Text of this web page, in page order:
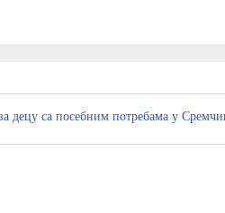
децу са посебним потребама у